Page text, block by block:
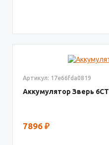
Артикул: 17e66fda0819
Аккумулятор Зверь 6СТ
7896 ₽